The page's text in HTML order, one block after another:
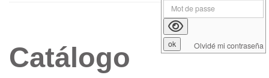
Catálogo Olvidé mi contraseña